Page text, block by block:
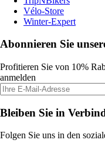
Vélo-Store
Winter-Expert
Abonnieren Sie
Profitieren Sie von 10%
anmelden
Bleiben Sie in
Folgen Sie uns in den